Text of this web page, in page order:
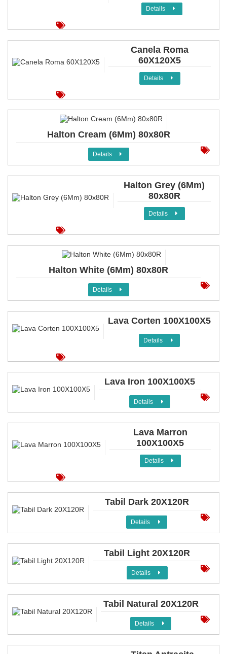
Details
Canela Roma
60X120X5
Details
Halton Cream (6Mm) 80x80R
Details
Halton Grey (6Mm)
80x80R
Details
Halton White (6Mm) 80x80R
Details
Lava Corten 100X100X5
Details
Lava Iron 100X100X5
Details
Lava Marron
100X100X5
Details
Tabil Dark 20X120R
Details
Tabil Light 20X120R
Details
Tabil Natural 20X120R
Details